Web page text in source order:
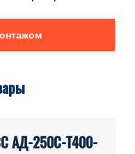
АД-250С-Т400-